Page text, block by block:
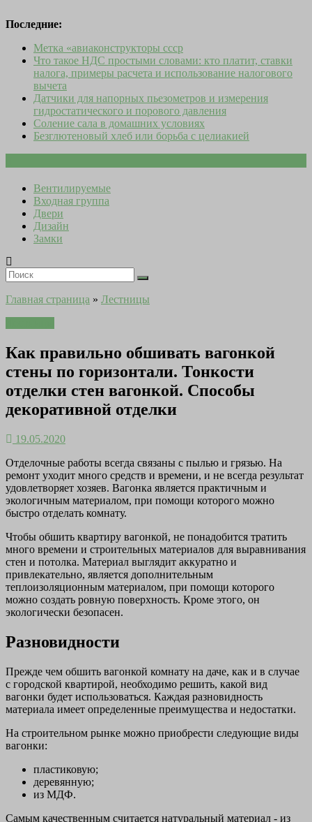
Последние:
Метка «авиаконструкторы ссср
Что такое НДС простыми словами: кто платит, ставки
налога, примеры расчета и использование налогового
вычета
Датчики для напорных пьезометров и измерения
гидростатического и порового давления
Соление сала в домашних условиях
Безглютеновый хлеб или борьба с целиакией
Вентилируемые
Входная группа
Двери
Дизайн
Замки
Главная страница » Лестницы
Как правильно обшивать вагонкой
стены по горизонтали. Тонкости
отделки стен вагонкой. Способы
декоративной отделки
19.05.2020
Отделочные работы всегда связаны с пылью и грязью. На
ремонт уходит много средств и времени, и не всегда результат
удовлетворяет хозяев. Вагонка является практичным и
экологичным материалом, при помощи которого можно
быстро отделать комнату.
Чтобы обшить квартиру вагонкой, не понадобится тратить
много времени и строительных материалов для выравнивания
стен и потолка. Материал выглядит аккуратно и
привлекательно, является дополнительным
теплоизоляционным материалом, при помощи которого
можно создать ровную поверхность. Кроме этого, он
экологически безопасен.
Разновидности
Прежде чем обшить вагонкой комнату на даче, как и в случае
с городской квартирой, необходимо решить, какой вид
вагонки будет использоваться. Каждая разновидность
материала имеет определенные преимущества и недостатки.
На строительном рынке можно приобрести следующие виды
вагонки:
пластиковую;
деревянную;
из МДФ.
Самым качественным считается натуральный материал - из